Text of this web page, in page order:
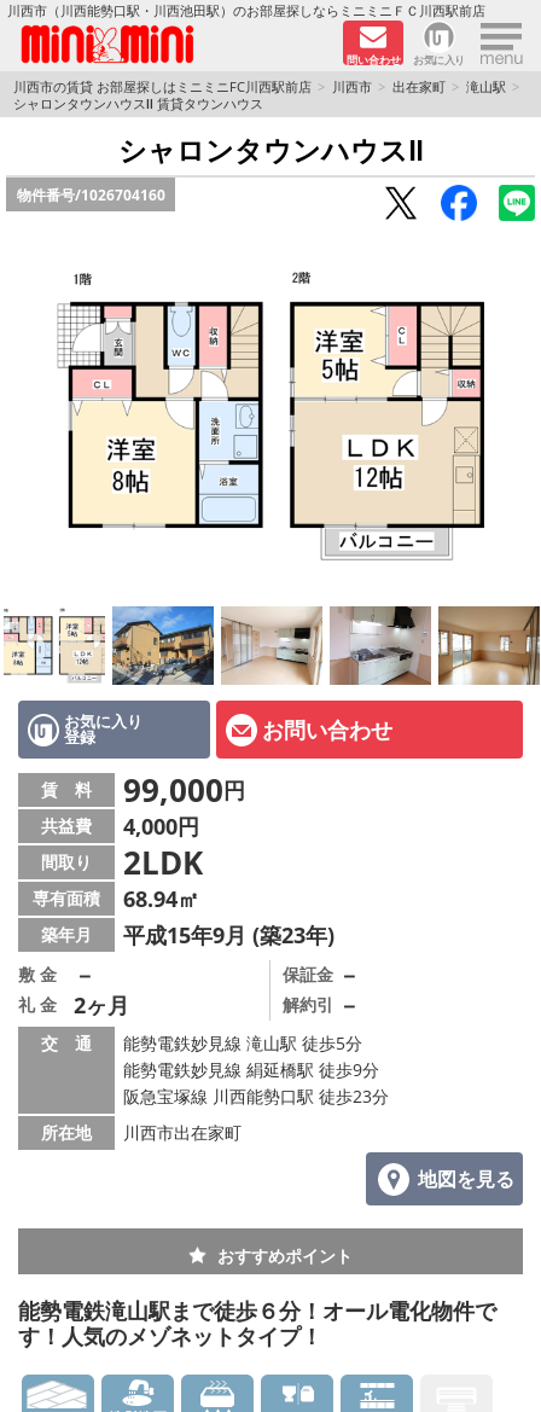
川西市（川西能勢口駅・川西池田駅）のお部屋探しならミニミニＦＣ川西駅前店
問い合わせ お気に入り ×
TOPページ
ペットOKの物件
路線·駅から探す
地域から探す
地図から探す
LINEおともだち
会社概要
メールでお問い合わせ
川西市の賃貸 お部屋探しはミニミニFC川西駅前店 川西市 出在家町
滝山駅
シャロンタウンハウスⅡ 賃貸タウンハウス
シャロンタウンハウスⅡ
物件番号/1026704160
お気に入り
登録 お問い合わせ
賃 料 99,000円
共益費 4,000円
間取り 2LDK
専有面積 68.94㎡
築年月 平成15年9月 (築23年)
敷 金 －
礼 金 2ヶ月
保証金 －
解約引 －
交 通
能勢電鉄妙見線 滝山駅 徒歩5分
能勢電鉄妙見線 絹延橋駅 徒歩9分
阪急宝塚線 川西能勢口駅 徒歩23分
所在地
川西市出在家町
地図を見る
おすすめポイント
能勢電鉄滝山駅まで徒歩６分！オール電化物件で
す！人気のメゾネットタイプ！